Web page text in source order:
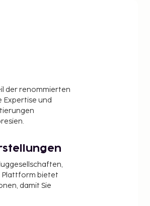
der renommierten
Expertise und
Plattform bietet
damit Sie